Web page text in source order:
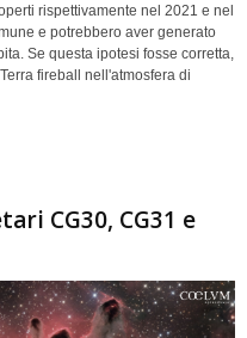
rispettivamente nel 2021 e nel
e potrebbero aver generato
Se questa ipotesi fosse corretta,
fireball nell'atmosfera di
CG30, CG31 e